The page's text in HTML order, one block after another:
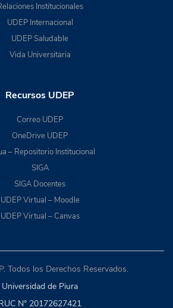
Institucionales
UDEP Internacional
UDEP Saludable
Vida Universitaria
Recursos UDEP
Correo UDEP
OneDrive UDEP
– Repositorio Institucional
SIGA
SIGA Docentes
UDEP Virtual – Moodle
UDEP Virtual – Canvas
Todos los Derechos Reservados.
Universidad de Piura
N° 20172627421